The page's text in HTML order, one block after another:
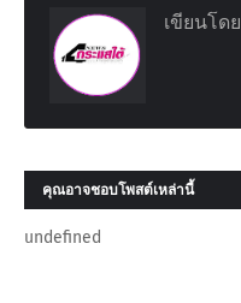
เขียนโดย
คุณอาจชอบโพสต์เหล่านี้
undefined